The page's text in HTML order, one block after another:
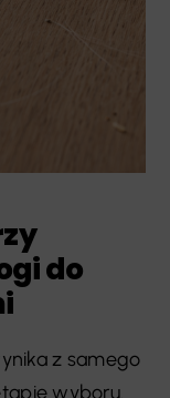
do
z samego
wyboru.